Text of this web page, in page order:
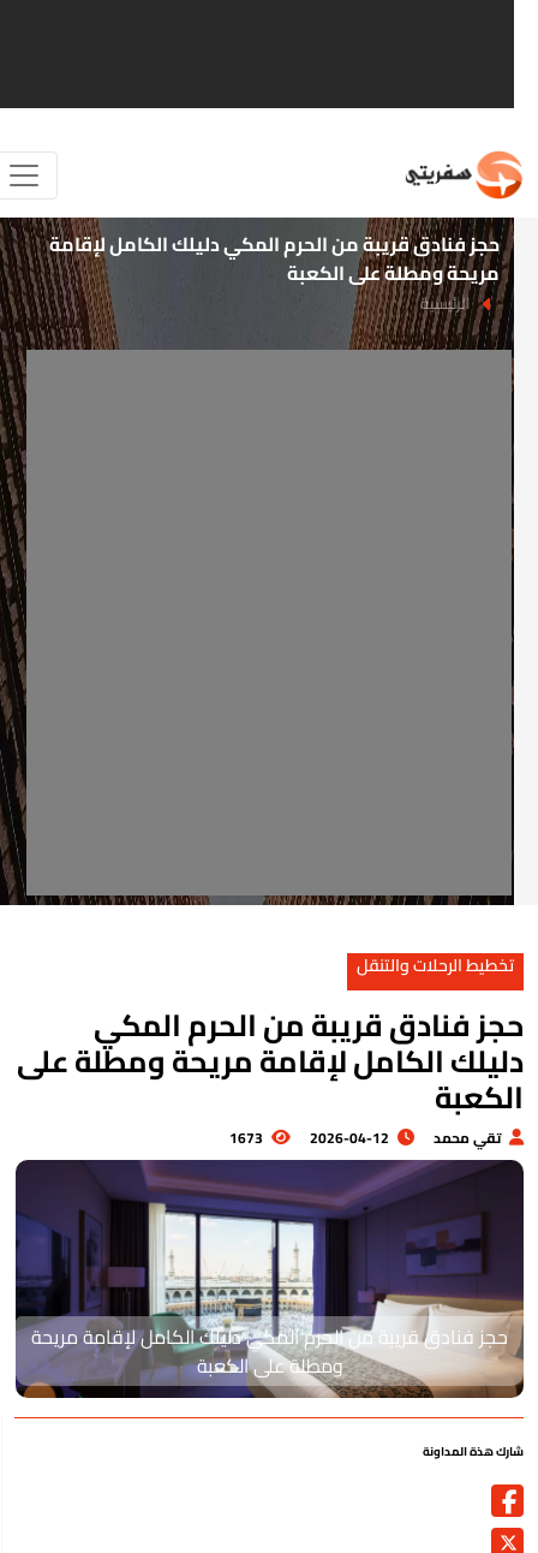
حجز فنادق قريبة من الحرم المكي دليلك الكامل لإقامة
مريحة ومطلة على الكعبة
الرئيسية
تخطيط الرحلات والتنقل
فنادق قريبة من الحرم المكي
الكامل لإقامة مريحة ومطلة على
تقي محمد 2026-04-12
1673
حجز فنادق قريبة من الحرم المكي دليلك الكامل لإقامة مريحة
ومطلة على الكعبة
هذة المداونة